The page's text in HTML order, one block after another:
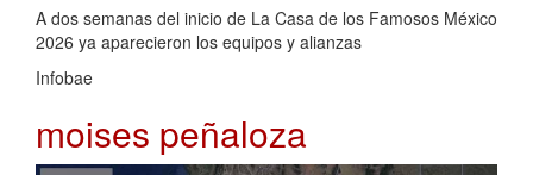
A dos semanas del inicio de La Casa de los Famosos México
2026 ya aparecieron los equipos y alianzas
Infobae
moises peñaloza